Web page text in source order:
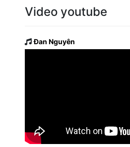
Video youtube
Đan Nguyên